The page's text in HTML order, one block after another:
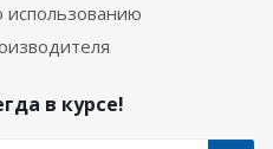
использованию
в курсе!